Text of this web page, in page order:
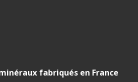
fabriqués en France